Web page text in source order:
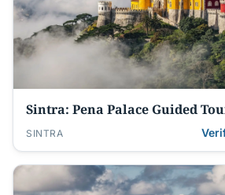
Sintra: Pena Palace Guided
SINTRA